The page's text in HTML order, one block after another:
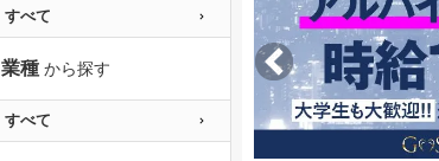
すべて
業種 から探す
すべて